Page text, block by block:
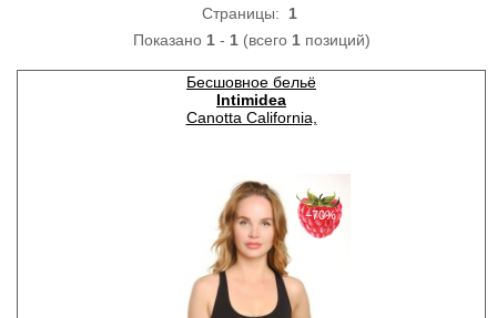
Страницы: 1
Показано 1- 1(всего 1позиций)
Бесшовное бельё
Intimidea
Canotta California,
−70%